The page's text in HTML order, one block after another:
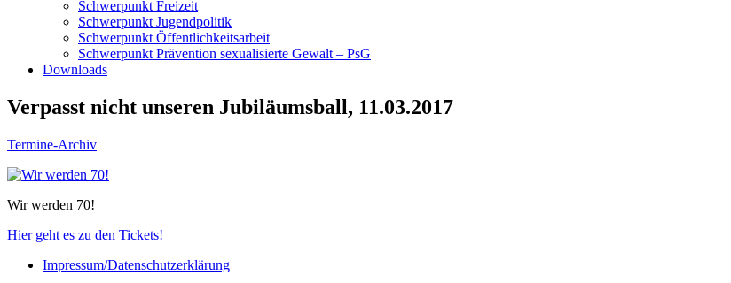
Schwerpunkt Freizeit
Schwerpunkt Jugendpolitik
Schwerpunkt Öffentlichkeitsarbeit
Schwerpunkt Prävention sexualisierte Gewalt – PsG
Downloads
Verpasst nicht unseren Jubiläumsball, 11.03.2017
Termine-Archiv
Wir werden 70!
Hier geht es zu den Tickets!
Impressum/Datenschutzerklärung